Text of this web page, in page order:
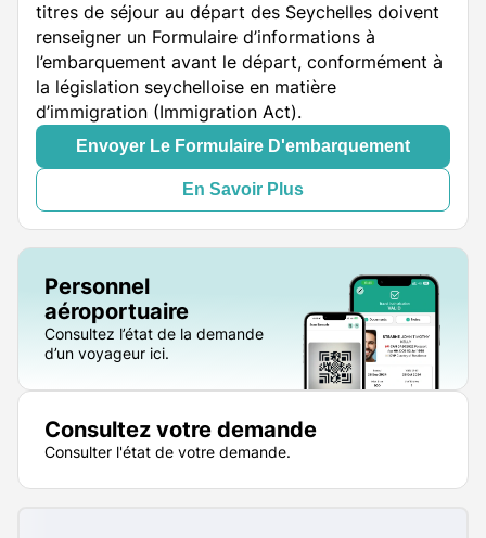
titres de séjour au départ des Seychelles doivent
renseigner un Formulaire d’informations à
l’embarquement avant le départ, conformément à
la législation seychelloise en matière
d’immigration (Immigration Act).
Envoyer Le Formulaire D'embarquement
En Savoir Plus
Personnel
aéroportuaire
Consultez l’état de la demande
d’un voyageur ici.
Consultez votre demande
Consulter l'état de votre demande.